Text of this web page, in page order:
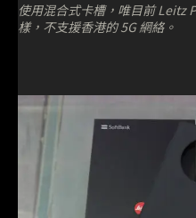
使用混合式卡槽，唯目前 Leitz
樣，不支援香港的 5G 網絡。